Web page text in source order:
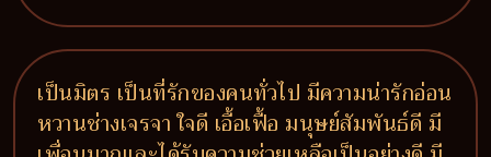
เป็นมิตร เป็นที่รักของคนทั่วไป มีความน่ารักอ่อน
หวานช่างเจรจา ใจดี เอื้อเฟื้อ มนุษย์สัมพันธ์ดี มี